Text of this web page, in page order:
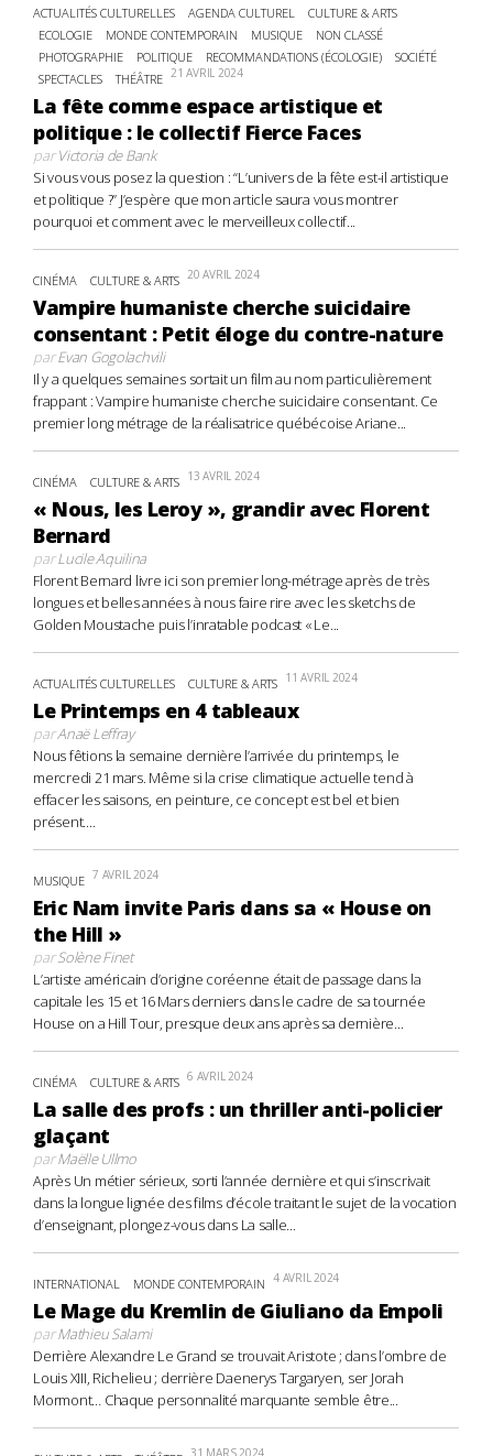
ACTUALITÉS CULTURELLES AGENDA CULTUREL
CULTURE & ARTS
ECOLOGIE
MONDE CONTEMPORAIN MUSIQUE
NON CLASSÉ
PHOTOGRAPHIE
POLITIQUE RECOMMANDATIONS (ÉCOLOGIE)
SOCIÉTÉ
SPECTACLES
THÉÂTRE 21 AVRIL 2024
La fête comme espace artistique et
politique : le collectif Fierce Faces
parVictoria de Bank
Si vous vous posez la question : “L’univers de la fête est-il artistique
et politique ?” J’espère que mon article saura vous montrer
pourquoi et comment avec le merveilleux collectif...
CINÉMA CULTURE & ARTS 20 AVRIL 2024
Vampire humaniste cherche suicidaire
consentant : Petit éloge du contre-nature
parEvan Gogolachvili
Il y a quelques semaines sortait un film au nom particulièrement
frappant : Vampire humaniste cherche suicidaire consentant. Ce
premier long métrage de la réalisatrice québécoise Ariane...
CINÉMA CULTURE & ARTS 13 AVRIL 2024
« Nous, les Leroy », grandir avec Florent
Bernard
parLucile Aquilina
Florent Bernard livre ici son premier long-métrage après de très
longues et belles années à nous faire rire avec les sketchs de
Golden Moustache puis l’inratable podcast « Le...
ACTUALITÉS CULTURELLES CULTURE & ARTS 11 AVRIL 2024
Le Printemps en 4 tableaux
parAnaë Leffray
Nous fêtions la semaine dernière l’arrivée du printemps, le
mercredi 21 mars. Même si la crise climatique actuelle tend à
effacer les saisons, en peinture, ce concept est bel et bien
présent....
MUSIQUE 7 AVRIL 2024
Eric Nam invite Paris dans sa « House on
the Hill »
parSolène Finet
L’artiste américain d’origine coréenne était de passage dans la
capitale les 15 et 16 Mars derniers dans le cadre de sa tournée
House on a Hill Tour, presque deux ans après sa dernière...
CINÉMA CULTURE & ARTS 6 AVRIL 2024
La salle des profs : un thriller anti-policier
glaçant
parMaëlle Ullmo
Après Un métier sérieux, sorti l’année dernière et qui s’inscrivait
dans la longue lignée des films d’école traitant le sujet de la vocation
d’enseignant, plongez-vous dans La salle...
INTERNATIONAL MONDE CONTEMPORAIN 4 AVRIL 2024
Le Mage du Kremlin de Giuliano da Empoli
parMathieu Salami
Derrière Alexandre Le Grand se trouvait Aristote ; dans l’ombre de
Louis XIII, Richelieu ; derrière Daenerys Targaryen, ser Jorah
Mormont… Chaque personnalité marquante semble être...
31 MARS 2024